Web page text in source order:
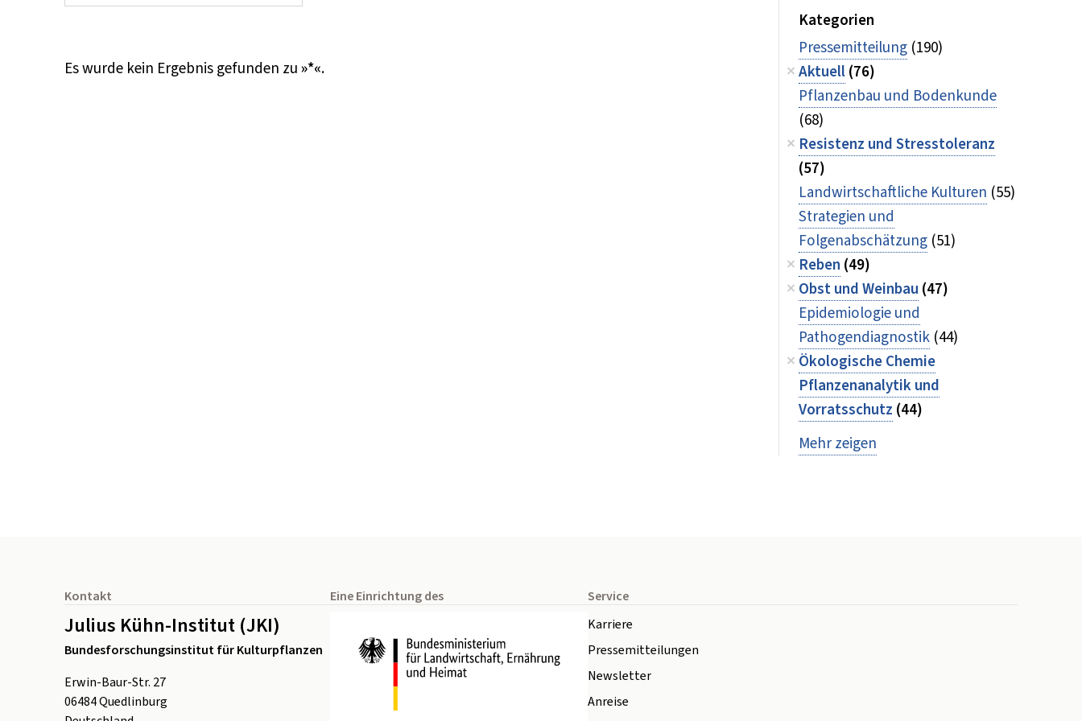
Es wurde kein Ergebnis gefunden zu»*«.
Kategorien
Pressemitteilung (190)
Aktuell(76)
Pflanzenbau und Bodenkunde
(68)
Resistenz und Stresstoleranz
(57)
Landwirtschaftliche Kulturen (55)
Strategien und
Folgenabschätzung (51)
Reben (49)
Obst und Weinbau (47)
Epidemiologie und
Pathogendiagnostik (44)
Ökologische Chemie
Pflanzenanalytik und
Vorratsschutz (44)
Mehr zeigen
Kontakt
Julius Kühn-Institut (JKI)
Bundesforschungsinstitut für Kulturpflanzen
Erwin-Baur-Str. 27
06484Quedlinburg
Eine Einrichtung des
Service
Karriere
Pressemitteilungen
Newsletter
Anreise